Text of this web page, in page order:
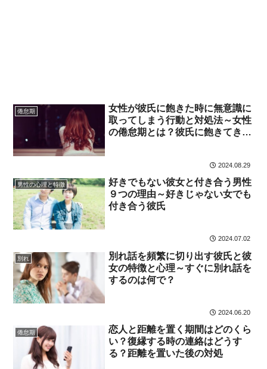
倦怠期
女性が彼氏に飽きた時に無意識に
取ってしまう行動と対処法～女性
の倦怠期とは？彼氏に飽きてきた
2024.08.29
男性の心理と特徴
好きでもない彼女と付き合う男性
９つの理由～好きじゃない女でも
付き合う彼氏
2024.07.02
別れ
別れ話を頻繁に切り出す彼氏と彼
女の特徴と心理～すぐに別れ話を
するのは何で？
2024.06.20
倦怠期
恋人と距離を置く期間はどのくら
い？復縁する時の連絡はどうす
る？距離を置いた後の対処